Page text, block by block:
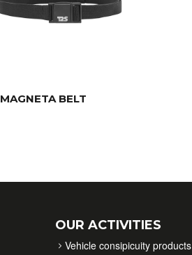
MAGNETA BELT
OUR ACTIVITIES
Vehicle consipicuity products